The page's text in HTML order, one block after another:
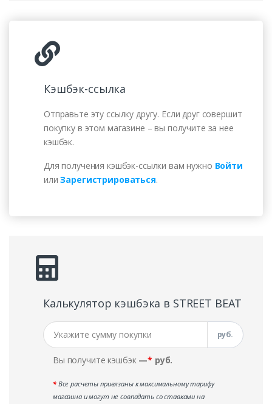
Кэшбэк-ссылка
Отправьте эту ссылку другу. Если друг совершит
покупку в этом магазине – вы получите за нее
кэшбэк.
Для получения кэшбэк-ссылки вам нужно Войти
илиЗарегистрироваться.
Калькулятор кэшбэка в STREET BEAT
руб.
Вы получите кэшбэк —* руб.
*Все расчеты привязаны к максимальному тарифу
магазина и могут не совпадать со ставками на